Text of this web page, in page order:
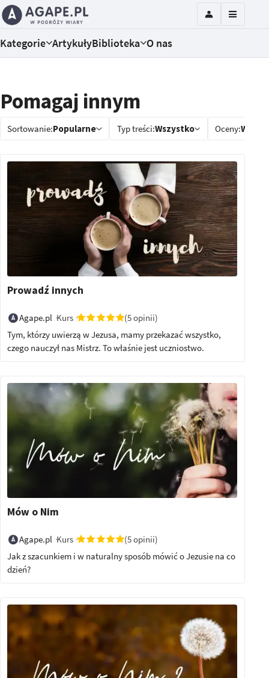
Kategorie ArtykułyBiblioteka O nas
Pomagaj innym
Sortowanie:Popularne Typ treści:Wszystko Oceny:
Prowadź innych
Agape.pl Kurs
(5 opinii)
Tym, którzy uwierzą w Jezusa, mamy przekazać wszystko,
czego nauczył nas Mistrz. To właśnie jest uczniostwo.
Mów o Nim
Agape.pl Kurs
(5 opinii)
Jak z szacunkiem i w naturalny sposób mówić o Jezusie na co
dzień?